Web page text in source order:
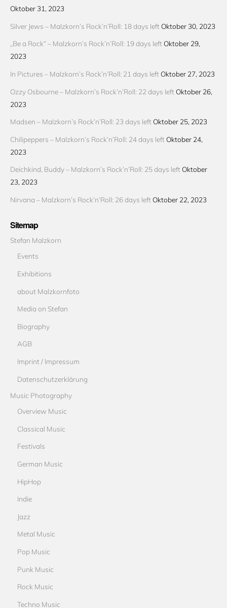
Oktober 31, 2023
Silver Jews – Malzkorn’s Rock’n’Roll: 18 days left Oktober 30, 2023
„Be a Rock“ – Malzkorn’s Rock’n’Roll: 19 days left Oktober 29,
2023
In Pictures – Malzkorn’s Rock’n’Roll: 21 days left Oktober 27, 2023
Ozzy Osbourne – Malzkorn’s Rock’n’Roll: 22 days left Oktober 26,
2023
Madsen – Malzkorn’s Rock’n’Roll: 23 days left Oktober 25, 2023
Chilipeppers – Malzkorn’s Rock’n’Roll: 24 days left Oktober 24,
2023
Deichkind, Buddy – Malzkorn’s Rock’n’Roll: 25 days left Oktober
23, 2023
Nirvana – Malzkorn’s Rock’n’Roll: 26 days left Oktober 22, 2023
Sitemap
Stefan Malzkorn
Events
Exhibitions
about Malzkornfoto
Media on Stefan
Biography
AGB
Imprint / Impressum
Datenschutzerklärung
Music Photography
Overview Music
Classical Music
Festivals
German Music
HipHop
Indie
Jazz
Metal Music
Pop Music
Punk Music
Rock Music
Techno Music